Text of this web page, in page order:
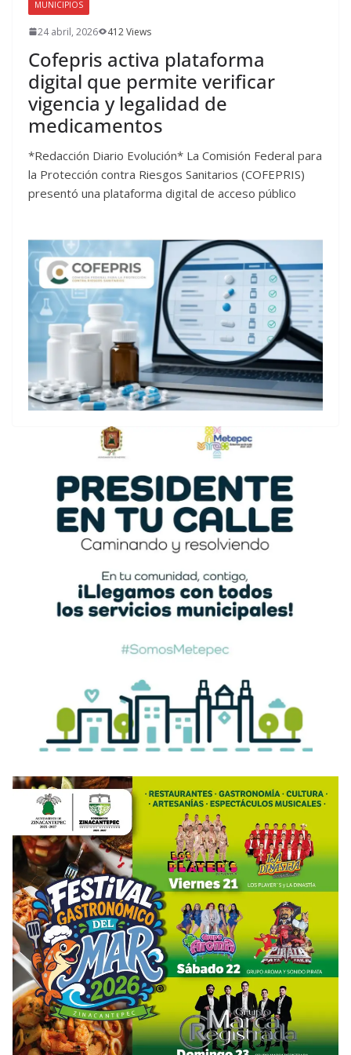
MUNICIPIOS
24 abril, 2026 412 Views
Cofepris activa plataforma
digital que permite verificar
vigencia y legalidad de
medicamentos
*Redacción Diario Evolución* La Comisión Federal para
la Protección contra Riesgos Sanitarios (COFEPRIS)
presentó una plataforma digital de acceso público